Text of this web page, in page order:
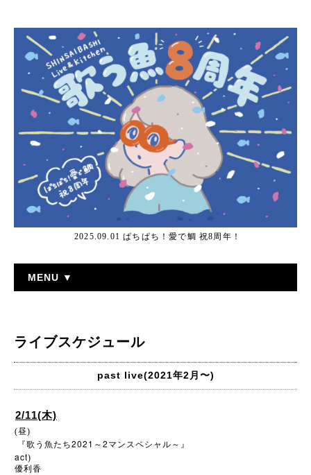
2025.09.01 ぱちぱち！愛で鯛 祝8周年！
MENU ▼
ライブスケジュール
past live(2021年2月〜)
2/11(木)
(昼)
『歌う魚たち2021 ～ 2 マンスペシャル～』
act)
優利香